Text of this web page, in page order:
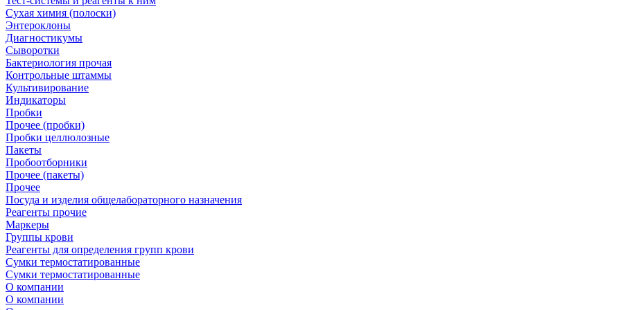
Сухая химия (полоски)
Энтероклоны
Диагностикумы
Сыворотки
Бактериология прочая
Контрольные штаммы
Культивирование
Индикаторы
Пробки
Прочее (пробки)
Пробки целлюлозные
Пакеты
Пробоотборники
Прочее (пакеты)
Прочее
Посуда и изделия общелабораторного назначения
Реагенты прочие
Маркеры
Группы крови
Реагенты для определения групп крови
Сумки термостатированные
Сумки термостатированные
О компании
О компании